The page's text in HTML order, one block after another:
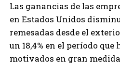
Las ganancias de las
en Estados Unidos
remesadas desde el
un 18,4% en el período
motivados en gran